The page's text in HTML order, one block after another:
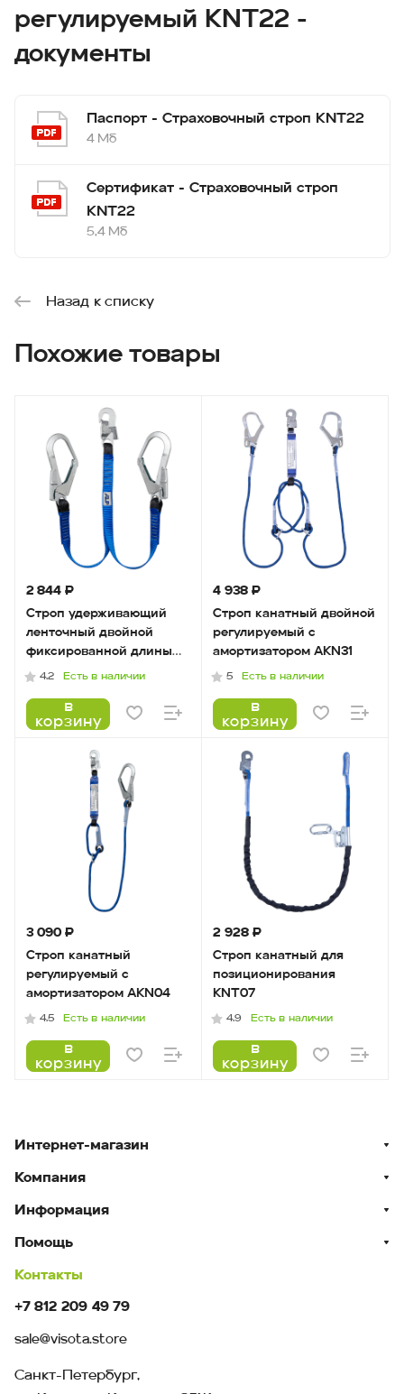
регулируемый KNT22 -
документы
Паспорт - Страховочный строп KNT22
4 Мб
Сертификат - Страховочный строп
KNT22
5,4 Мб
Назад к списку
Похожие товары
2 844 ₽
Строп удерживающий
ленточный двойной
фиксированной длины
KNT25-100
4.2 Есть в наличии
в
корзину
4 938 ₽
Строп канатный двойной
регулируемый с
амортизатором AKN31
5 Есть в наличии
в
корзину
3 090 ₽
Строп канатный
регулируемый с
амортизатором AKN04
4.5 Есть в наличии
в
корзину
2 928 ₽
Строп канатный для
позиционирования
KNT07
4.9 Есть в наличии
в
корзину
Интернет-магазин
Компания
Информация
Помощь
Контакты
+7 812 209 49 79
sale@visota.store
Санкт-Петербург,